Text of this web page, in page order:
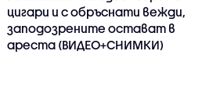
цигари и с обръснати вежди,
заподозрените остават в
ареста (ВИДЕО+СНИМКИ)